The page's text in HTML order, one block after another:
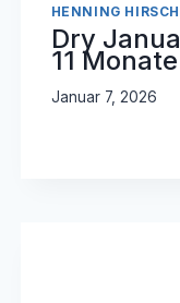
HENNING
Dry
11
Januar 7, 2026